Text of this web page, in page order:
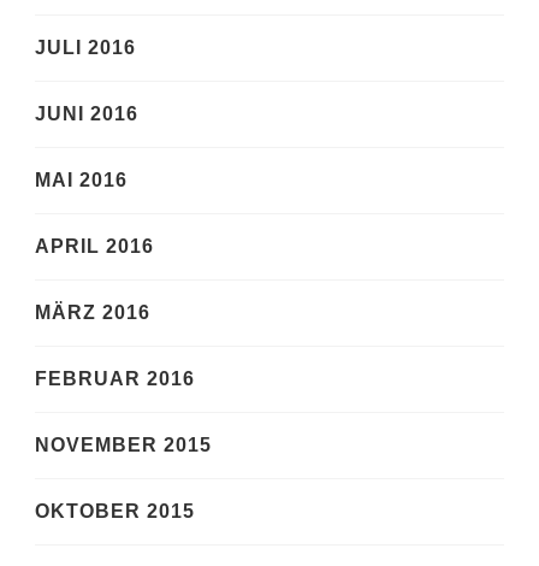
JULI 2016
JUNI 2016
MAI 2016
APRIL 2016
MÄRZ 2016
FEBRUAR 2016
NOVEMBER 2015
OKTOBER 2015